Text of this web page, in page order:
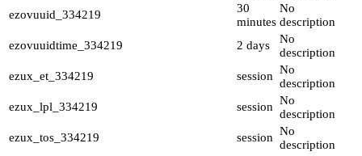
ezovuuid_334219
30
minutes
No
description
ezovuuidtime_334219
2 days
No
description
ezux_et_334219
session No
description
ezux_lpl_334219
session No
description
ezux_tos_334219
session No
description